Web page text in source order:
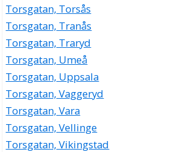
Torsgatan, Torsås
Torsgatan, Tranås
Torsgatan, Traryd
Torsgatan, Umeå
Torsgatan, Uppsala
Torsgatan, Vaggeryd
Torsgatan, Vara
Torsgatan, Vellinge
Torsgatan, Vikingstad